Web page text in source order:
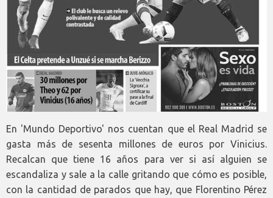
En 'Mundo Deportivo' nos cuentan que el Real Madrid se
gasta más de sesenta millones de euros por Vinicius.
Recalcan que tiene 16 años para ver si así alguien se
escandaliza y sale a la calle gritando que cómo es posible,
con la cantidad de parados que hay, que Florentino Pérez